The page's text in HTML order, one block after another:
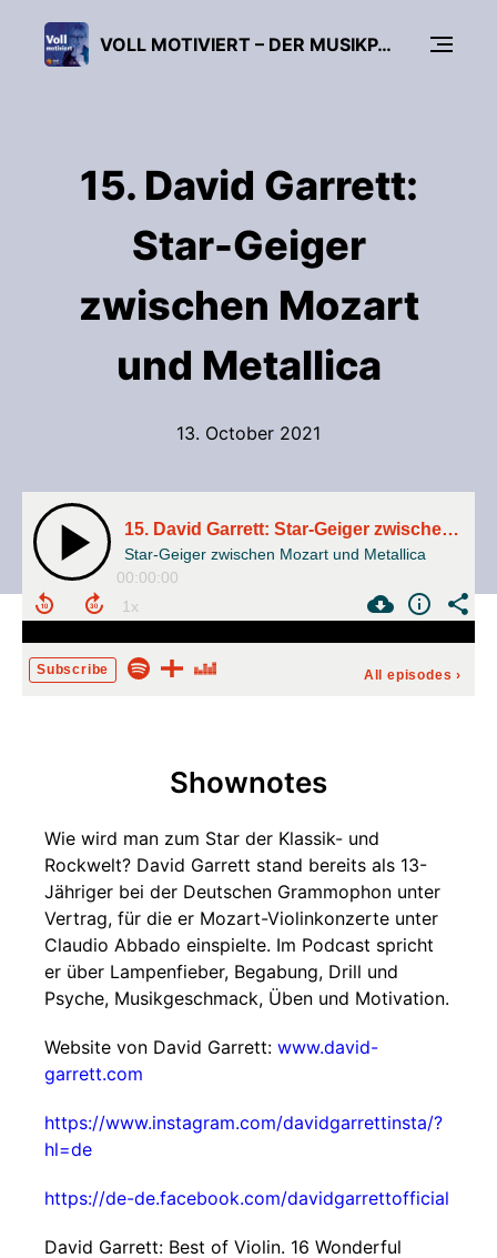
VOLL MOTIVIERT – DER MUSIKPÄDAGOGIK-PODCAST
15. David Garrett:
Star-Geiger
zwischen Mozart
und Metallica
13. October 2021
15. David Garrett: Star-Geiger zwischen Mozart und Metallica
Star-Geiger zwischen Mozart und Metallica
00:00:00
Subscribe All episodes ›
Shownotes
Wie wird man zum Star der Klassik- und
Rockwelt? David Garrett stand bereits als 13-
Jähriger bei der Deutschen Grammophon unter
Vertrag, für die er Mozart-Violinkonzerte unter
Claudio Abbado einspielte. Im Podcast spricht
er über Lampenfieber, Begabung, Drill und
Psyche, Musikgeschmack, Üben und Motivation.
Website von David Garrett: www.david-
garrett.com
https://www.instagram.com/davidgarrettinsta/?
hl=de
https://de-de.facebook.com/davidgarrettofficial
David Garrett: Best of Violin. 16 Wonderful